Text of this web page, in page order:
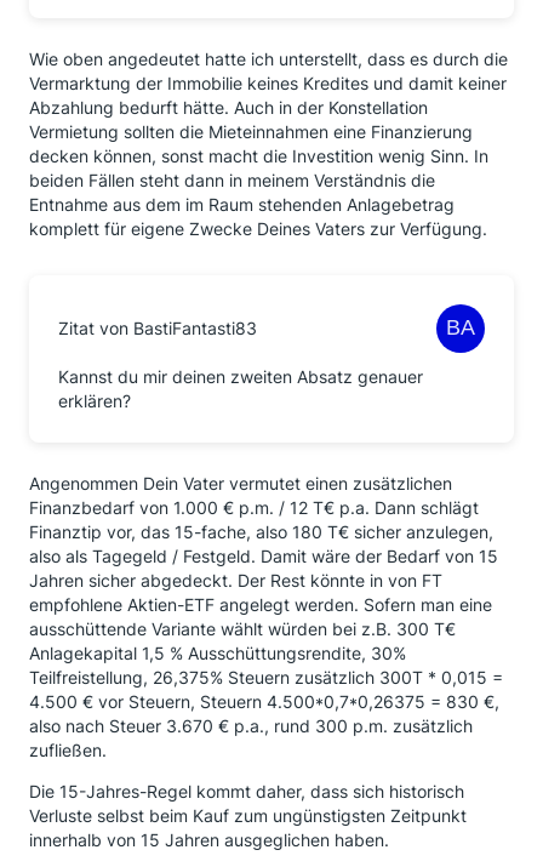
Wie oben angedeutet hatte ich unterstellt, dass es durch die
Vermarktung der Immobilie keines Kredites und damit keiner
Abzahlung bedurft hätte. Auch in der Konstellation
Vermietung sollten die Mieteinnahmen eine Finanzierung
decken können, sonst macht die Investition wenig Sinn. In
beiden Fällen steht dann in meinem Verständnis die
Entnahme aus dem im Raum stehenden Anlagebetrag
komplett für eigene Zwecke Deines Vaters zur Verfügung.
Zitat von BastiFantasti83
Kannst du mir deinen zweiten Absatz genauer
erklären?
Angenommen Dein Vater vermutet einen zusätzlichen
Finanzbedarf von 1.000 € p.m. / 12 T€ p.a. Dann schlägt
Finanztip vor, das 15-fache, also 180 T€ sicher anzulegen,
also als Tagegeld / Festgeld. Damit wäre der Bedarf von 15
Jahren sicher abgedeckt. Der Rest könnte in von FT
empfohlene Aktien-ETF angelegt werden. Sofern man eine
ausschüttende Variante wählt würden bei z.B. 300 T€
Anlagekapital 1,5 % Ausschüttungsrendite, 30%
Teilfreistellung, 26,375% Steuern zusätzlich 300T * 0,015 =
4.500 € vor Steuern, Steuern 4.500*0,7*0,26375 = 830 €,
also nach Steuer 3.670 € p.a., rund 300 p.m. zusätzlich
zufließen.
Die 15-Jahres-Regel kommt daher, dass sich historisch
Verluste selbst beim Kauf zum ungünstigsten Zeitpunkt
innerhalb von 15 Jahren ausgeglichen haben.